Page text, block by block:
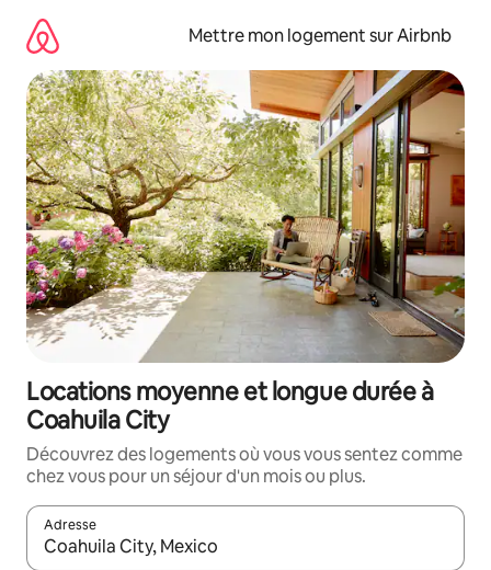
directement
contenu
Mettre mon logement sur Airbnb
Locations moyenne et longue durée à
Coahuila City
Découvrez des logements où vous vous sentez comme
chez vous pour un séjour d'un mois ou plus.
Adresse
Lorsque les résultats s'affichent, utilisez les flèches vers le